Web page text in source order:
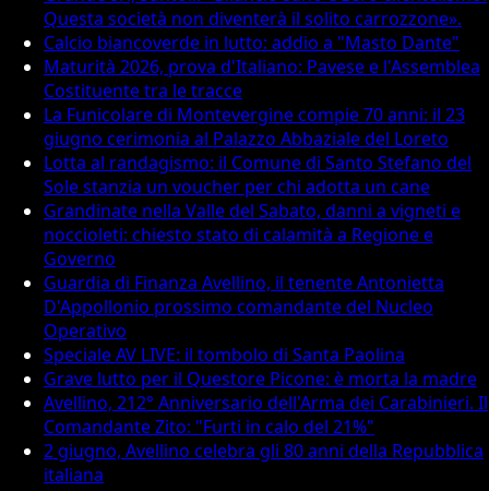
Questa società non diventerà il solito carrozzone».
Calcio biancoverde in lutto: addio a "Masto Dante"
Maturità 2026, prova d'Italiano: Pavese e l'Assemblea
Costituente tra le tracce
La Funicolare di Montevergine compie 70 anni: il 23
giugno cerimonia al Palazzo Abbaziale del Loreto
Lotta al randagismo: il Comune di Santo Stefano del
Sole stanzia un voucher per chi adotta un cane
Grandinate nella Valle del Sabato, danni a vigneti e
noccioleti: chiesto stato di calamità a Regione e
Governo
Guardia di Finanza Avellino, il tenente Antonietta
D'Appollonio prossimo comandante del Nucleo
Operativo
Speciale AV LIVE: il tombolo di Santa Paolina
Grave lutto per il Questore Picone: è morta la madre
Avellino, 212° Anniversario dell'Arma dei Carabinieri. Il
Comandante Zito: "Furti in calo del 21%"
2 giugno, Avellino celebra gli 80 anni della Repubblica
italiana